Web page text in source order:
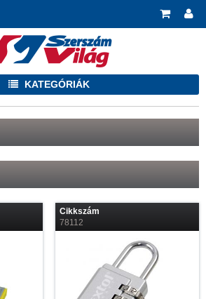
KATEGÓRIÁK
Cikkszám
78112